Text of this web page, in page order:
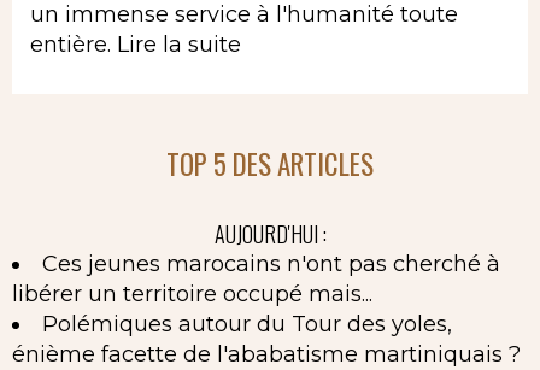
un immense service à l'humanité toute
entière. Lire la suite
TOP 5 DES ARTICLES
AUJOURD'HUI :
Ces jeunes marocains n'ont pas cherché à
libérer un territoire occupé mais...
Polémiques autour du Tour des yoles,
énième facette de l'ababatisme martiniquais ?